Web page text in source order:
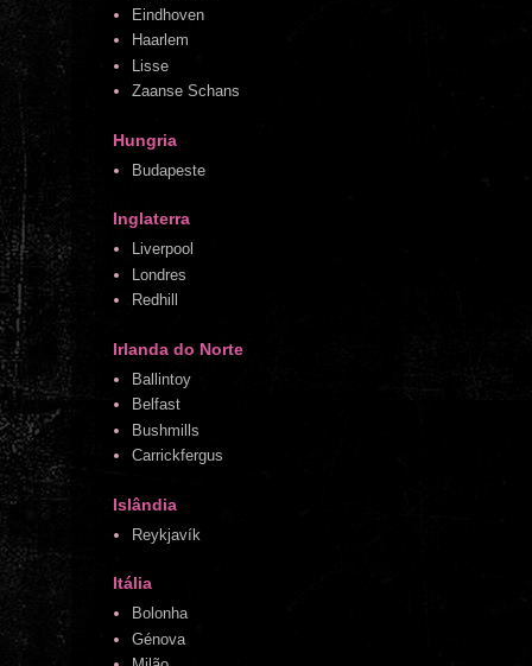
Eindhoven
Haarlem
Lisse
Zaanse Schans
Hungria
Budapeste
Inglaterra
Liverpool
Londres
Redhill
Irlanda do Norte
Ballintoy
Belfast
Bushmills
Carrickfergus
Islândia
Reykjavík
Itália
Bolonha
Génova